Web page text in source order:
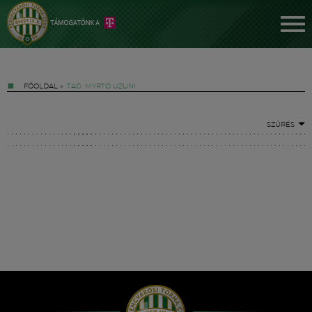
FŐOLDAL » TAG: MYRTO UZUNI
SZŰRÉS
Hírek